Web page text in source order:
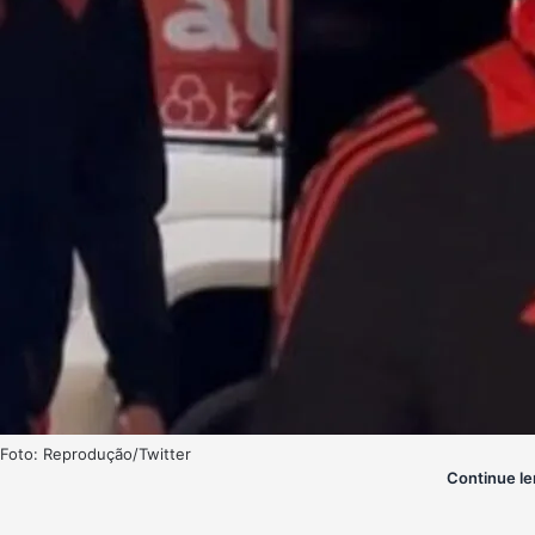
Foto: Reprodução/Twitter
Continue